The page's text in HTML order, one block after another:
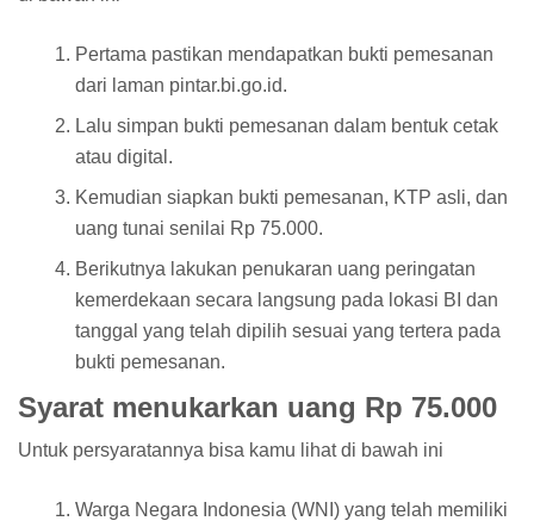
Pertama pastikan mendapatkan bukti pemesanan
dari laman pintar.bi.go.id.
Lalu simpan bukti pemesanan dalam bentuk cetak
atau digital.
Kemudian siapkan bukti pemesanan, KTP asli, dan
uang tunai senilai Rp 75.000.
Berikutnya lakukan penukaran uang peringatan
kemerdekaan secara langsung pada lokasi BI dan
tanggal yang telah dipilih sesuai yang tertera pada
bukti pemesanan.
Syarat menukarkan uang Rp 75.000
Untuk persyaratannya bisa kamu lihat di bawah ini
Warga Negara Indonesia (WNI) yang telah memiliki